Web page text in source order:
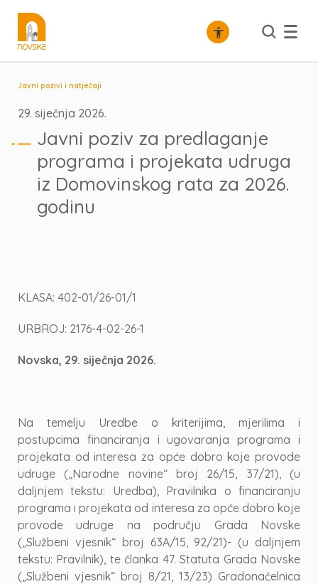
Javni pozivi i natječaji
29. siječnja 2026.
Javni poziv za predlaganje
programa i projekata udruga
iz Domovinskog rata za 2026.
godinu
KLASA: 402-01/26-01/1
URBROJ: 2176-4-02-26-1
Novska, 29. siječnja 2026.
Na temelju Uredbe o kriterijima, mjerilima i
postupcima financiranja i ugovaranja programa i
projekata od interesa za opće dobro koje provode
udruge („Narodne novine“ broj 26/15, 37/21), (u
daljnjem tekstu: Uredba), Pravilnika o financiranju
programa i projekata od interesa za opće dobro koje
provode udruge na području Grada Novske
(„Službeni vjesnik“ broj 63A/15, 92/21)- (u daljnjem
tekstu: Pravilnik), te članka 47. Statuta Grada Novske
(„Službeni vjesnik“ broj 8/21, 13/23) Gradonačelnica